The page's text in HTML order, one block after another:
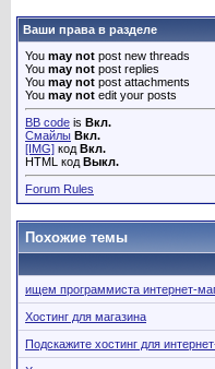
Ваши права в разделе
You may not post new threads
You may not post replies
You may not post attachments
You may not edit your posts
BB code is Вкл.
Смайлы Вкл.
[IMG] код Вкл.
HTML код Выкл.
Forum Rules
Похожие темы
ищем программиста интернет-
Хостинг для магазина
Подскажите хостинг для